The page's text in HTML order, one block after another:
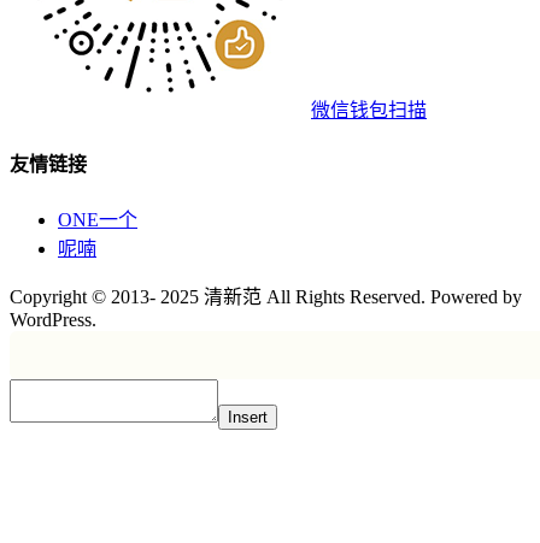
微信钱包扫描
友情链接
ONE一个
呢喃
Copyright © 2013- 2025 清新范 All Rights Reserved. Powered by
WordPress.
Insert